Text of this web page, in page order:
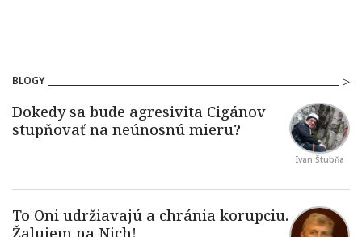
BLOGY
Ivan Štubňa